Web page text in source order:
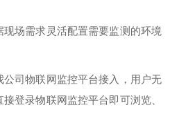
现场需求灵活配置需要监测的环境
公司物联网监控平台接入，用户无
登录物联网监控平台即可浏览、